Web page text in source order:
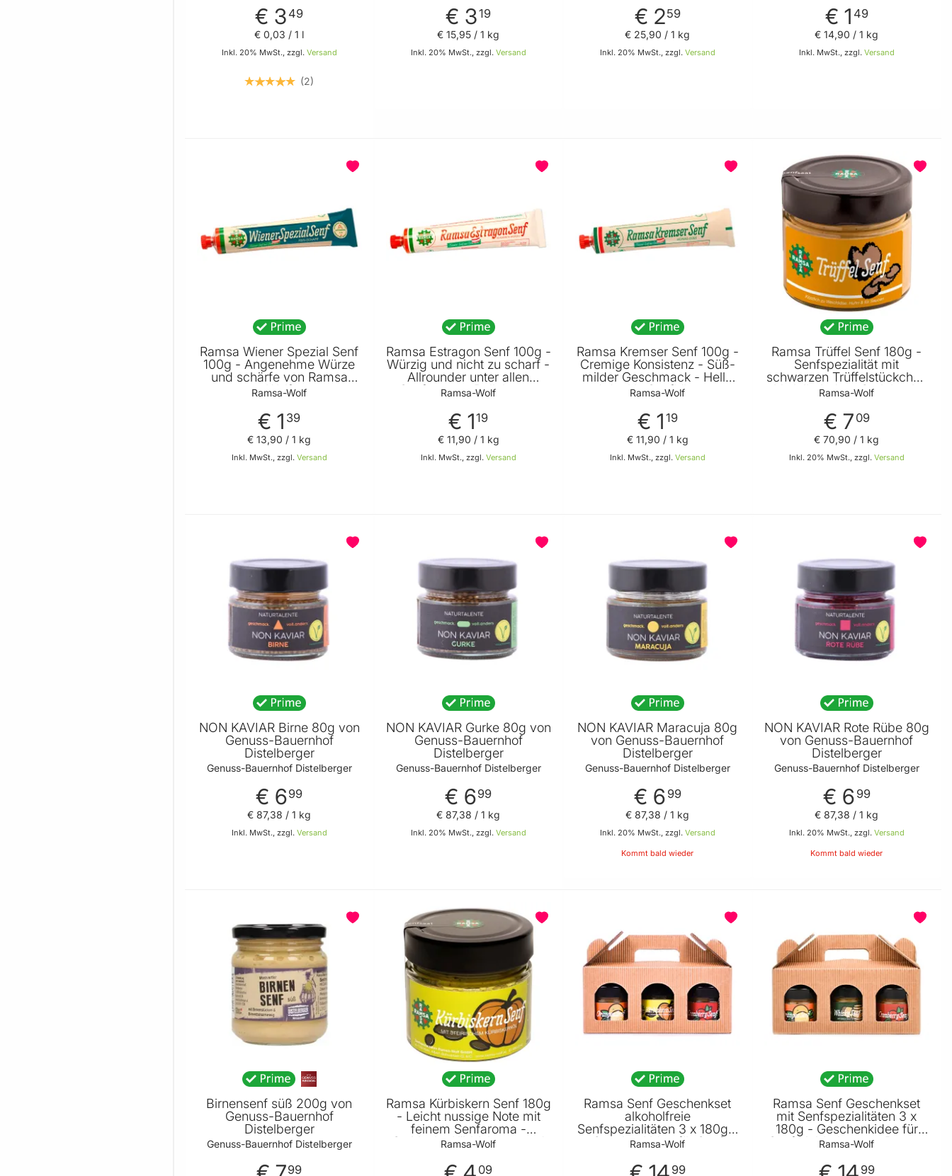
€ 3 49
Inkl. 20% MwSt., zzgl. Versand
€ 0,03 / 1 l
2
€ 319
Inkl. 20% MwSt., zzgl. Versand
€ 15,95 / 1 kg
€ 259
Inkl. 20% MwSt., zzgl. Versand
€ 25,90 / 1 kg
€ 1 49
Inkl. MwSt., zzgl. Versand
€ 14,90 / 1 kg
Ramsa Wiener Spezial Senf
100g - Angenehme Würze
und schärfe von Ramsa
Wolf
Ramsa-Wolf
€ 1 39
Inkl. MwSt., zzgl. Versand
€ 13,90 / 1 kg
Ramsa Estragon Senf 100g -
Würzig und nicht zu scharf -
Allrounder unter allen
Senfsorten - Beliebteste
von Ramsa Wolf
Ramsa-Wolf
€ 119
Inkl. MwSt., zzgl. Versand
€ 11,90 / 1 kg
Ramsa Kremser Senf 100g -
Cremige Konsistenz - Süß-
milder Geschmack - Helle
und dunkle Senfkörner von
Ramsa-Wolf
€ 1 19
Inkl. MwSt., zzgl. Versand
€ 11,90 / 1 kg
Ramsa Trüffel Senf 180g -
Senfspezialität mit
schwarzen Trüffelstückchen
- Verleiht jedem Gericht eine
von Ramsa Wolf
Ramsa-Wolf
€ 7 09
Inkl. 20% MwSt., zzgl. Versand
€ 70,90 / 1 kg
NON KAVIAR Birne 80g von
Genuss-Bauernhof
Distelberger
Genuss-Bauernhof Distelberger
€ 699
Inkl. MwSt., zzgl. Versand
€ 87,38 / 1 kg
NON KAVIAR Gurke 80g von
Genuss-Bauernhof
Distelberger
Genuss-Bauernhof Distelberger
€ 699
Inkl. 20% MwSt., zzgl. Versand
€ 87,38 / 1 kg
NON KAVIAR Maracuja 80g
von Genuss-Bauernhof
Distelberger
Genuss-Bauernhof Distelberger
€ 6 99
Inkl. 20% MwSt., zzgl. Versand
€ 87,38 / 1 kg
Kommt bald wieder
NON KAVIAR Rote Rübe 80g
von Genuss-Bauernhof
Distelberger
Genuss-Bauernhof Distelberger
€ 6 99
Inkl. 20% MwSt., zzgl. Versand
€ 87,38 / 1 kg
Kommt bald wieder
Birnensenf süß 200g von
Genuss-Bauernhof
Distelberger
Genuss-Bauernhof Distelberger
99
Ramsa Kürbiskern Senf 180g
- Leicht nussige Note mit
feinem Senfaroma -
Steirische Kürbiskerne und
Wolf
Ramsa-Wolf
09
Ramsa Senf Geschenkset
alkoholfreie
Senfspezialitäten 3 x 180g -
Geschenkidee für Senf
Ramsa-Wolf
99
Ramsa Senf Geschenkset
mit Senfspezialitäten 3 x
180g - Geschenkidee für
Senf Liebhaber von Ramsa
Ramsa-Wolf
99